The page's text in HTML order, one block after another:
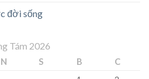
đời sống
Tám 2026
N S B
C